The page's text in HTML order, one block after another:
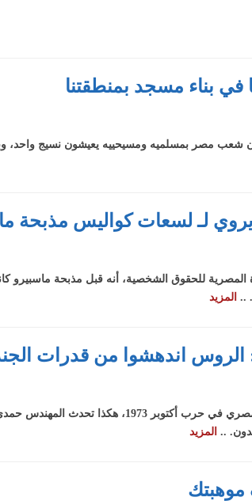
بناء مسجد بمنطقتنا
شعب مصر بمسلميه ومسيحييه يعيشون نسيج واحد،
لـ لسعات كواليس مذبحة
المصرية للحقوق الشخصية، أنه قبل مذبحة ماسبيرو
.. المزيد
الروس اندهشوا من قدرات
بطولات وانتصارات.. شجاعة لا توصف ما قام بها
.. المزيد
موهبتك